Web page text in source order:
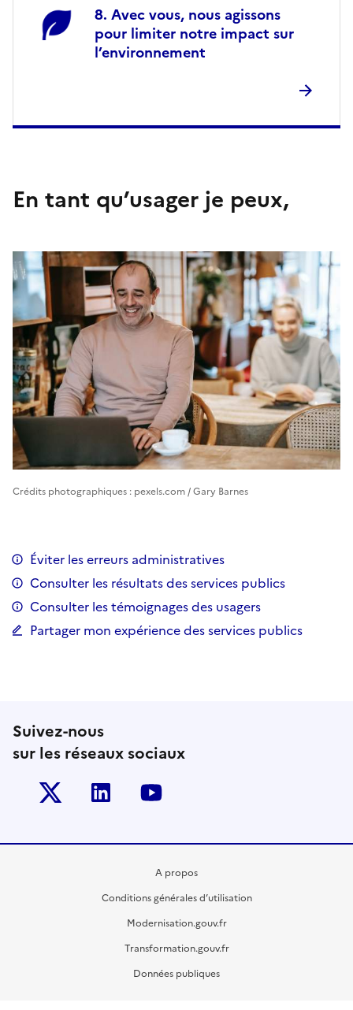
Avec vous, nous agissons
pour limiter notre impact sur
l’environnement
En tant qu’usager je peux,
Crédits photographiques : pexels.com / Gary Barnes
Éviter les erreurs administratives
Consulter les résultats des services publics
Consulter les témoignages des usagers
Partager mon expérience des services publics
Suivez-nous
sur les réseaux sociaux
Twitter-x Linkedin
A propos
Conditions générales d’utilisation
Modernisation.gouv.fr
Transformation.gouv.fr
Données publiques